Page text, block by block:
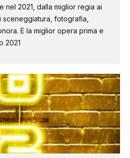
2021, dalla miglior regia ai
sceneggiatura, fotografia,
E la miglior opera prima e
2021